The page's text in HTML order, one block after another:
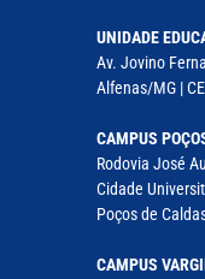
UNIDADE
Av. Jovino
Alfenas/MG |
CAMPUS
Rodovia José
Cidade
Poços de
CAMPUS